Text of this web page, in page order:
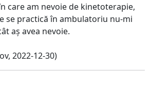
care am nevoie de kinetoterapie,
se practică în ambulatoriu nu-mi
aș avea nevoie.
2022-12-30)